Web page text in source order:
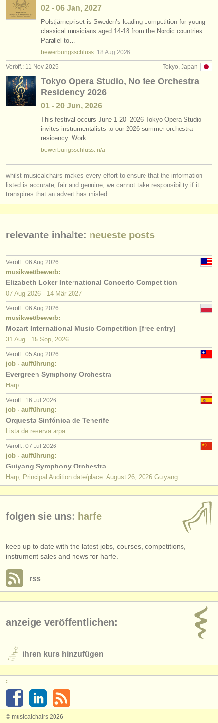
kontakt
rss feeds
nachrichten in der klassischen musik
verlage:
anzeige veröffentlichen
find out about ourATS
faq
einloggen
02 - 06 Jan, 2027
Polstjärnepriset is Sweden’s leading competition for young
classical musicians aged 14-18 from the Nordic countries.
Parallel to…
bewerbungsschluss: 18 Aug 2026
Tokyo, Japan
Veröff.: 11 Nov 2025
Tokyo Opera Studio, No fee Orchestra
Residency 2026
01 - 20 Jun, 2026
This festival occurs June 1-20, 2026 Tokyo Opera Studio
invites instrumentalists to our 2026 summer orchestra
residency. Work…
bewerbungsschluss: n/a
whilst musicalchairs makes every effort to ensure that the information
listed is accurate, fair and genuine, we cannot take responsibility if it
transpires that an advert has misled.
relevante inhalte: neueste posts
Veröff.: 06 Aug 2026
musikwettbewerb:
Elizabeth Loker International Concerto Competition
07 Aug 2026 - 14 Mär 2027
Veröff.: 06 Aug 2026
musikwettbewerb:
Mozart International Music Competition [free entry]
31 Aug - 15 Sep, 2026
Veröff.: 05 Aug 2026
job - aufführung:
Evergreen Symphony Orchestra
Harp
Veröff.: 16 Jul 2026
job - aufführung:
Orquesta Sinfónica de Tenerife
Lista de reserva arpa
Veröff.: 07 Jul 2026
job - aufführung:
Guiyang Symphony Orchestra
Harp, Principal Audition date/place: August 26, 2026 Guiyang
folgen sie uns: harfe
keep up to date with the latest jobs, courses, competitions,
instrument sales and news for harfe.
rss
anzeige veröffentlichen:
ihren kurs hinzufügen
:
© musicalchairs 2026